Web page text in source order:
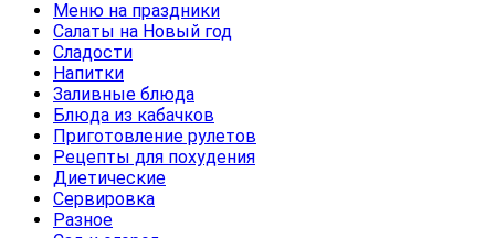
Меню на праздники
Салаты на Новый год
Сладости
Напитки
Заливные блюда
Блюда из кабачков
Приготовление рулетов
Рецепты для похудения
Диетические
Сервировка
Разное